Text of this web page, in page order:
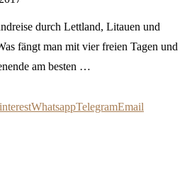
durch Lettland, Litauen und
fängt man mit vier freien Tagen und
am besten …
WhatsappTelegramEmail